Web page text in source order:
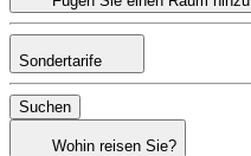
Sondertarife
Suchen
Wohin reisen Sie?